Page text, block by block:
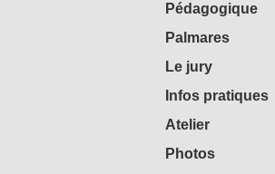
Pédagogique
Palmares
Le jury
Infos pratiques
Atelier
Photos